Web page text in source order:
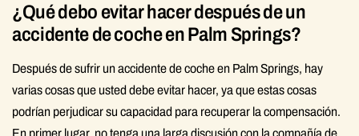
¿Qué debo evitar hacer después de un
accidente de coche en Palm Springs?
Después de sufrir un accidente de coche en Palm Springs, hay
varias cosas que usted debe evitar hacer, ya que estas cosas
podrían perjudicar su capacidad para recuperar la compensación.
En primer lugar, no tenga una larga discusión con la compañía de